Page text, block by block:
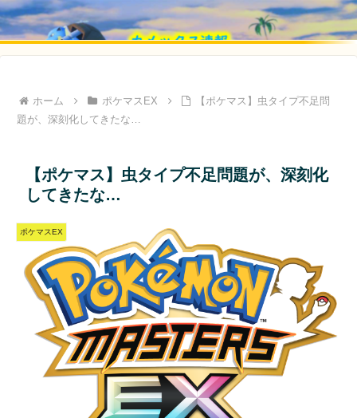
ホーム ポケマスEX
【ポケマス】虫タイプ不足問
題が、深刻化してきたな…
【ポケマス】虫タイプ不足問題が、深刻化
してきたな…
ポケマスEX